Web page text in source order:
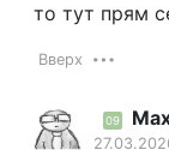
то тут прям
Вверх
09